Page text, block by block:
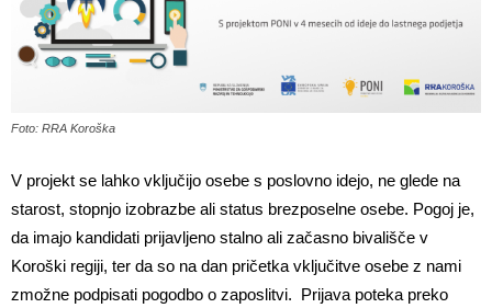
Foto: RRA Koroška
V projekt se lahko vključijo osebe s poslovno idejo, ne glede na
starost, stopnjo izobrazbe ali status brezposelne osebe. Pogoj je,
da imajo kandidati prijavljeno stalno ali začasno bivališče v
Koroški regiji, ter da so na dan pričetka vključitve osebe z nami
zmožne podpisati pogodbo o zaposlitvi. Prijava poteka preko